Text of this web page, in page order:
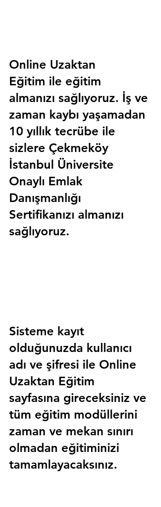
Online Uzaktan
Eğitim ile eğitim
almanızı sağlıyoruz. İş ve
zaman kaybı yaşamadan
10 yıllık tecrübe ile
sizlere Çekmeköy
İstanbul Üniversite
Onaylı Emlak
Danışmanlığı
Sertifikanızı almanızı
sağlıyoruz.
Sisteme kayıt
olduğunuzda kullanıcı
adı ve şifresi ile Online
Uzaktan Eğitim
sayfasına gireceksiniz ve
tüm eğitim modüllerini
zaman ve mekan sınırı
olmadan eğitiminizi
tamamlayacaksınız.